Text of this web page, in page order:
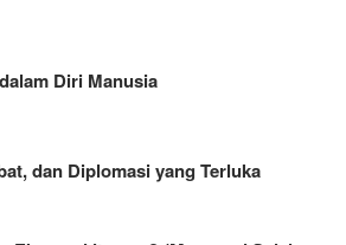
Diri Manusia
dan Diplomasi yang Terluka